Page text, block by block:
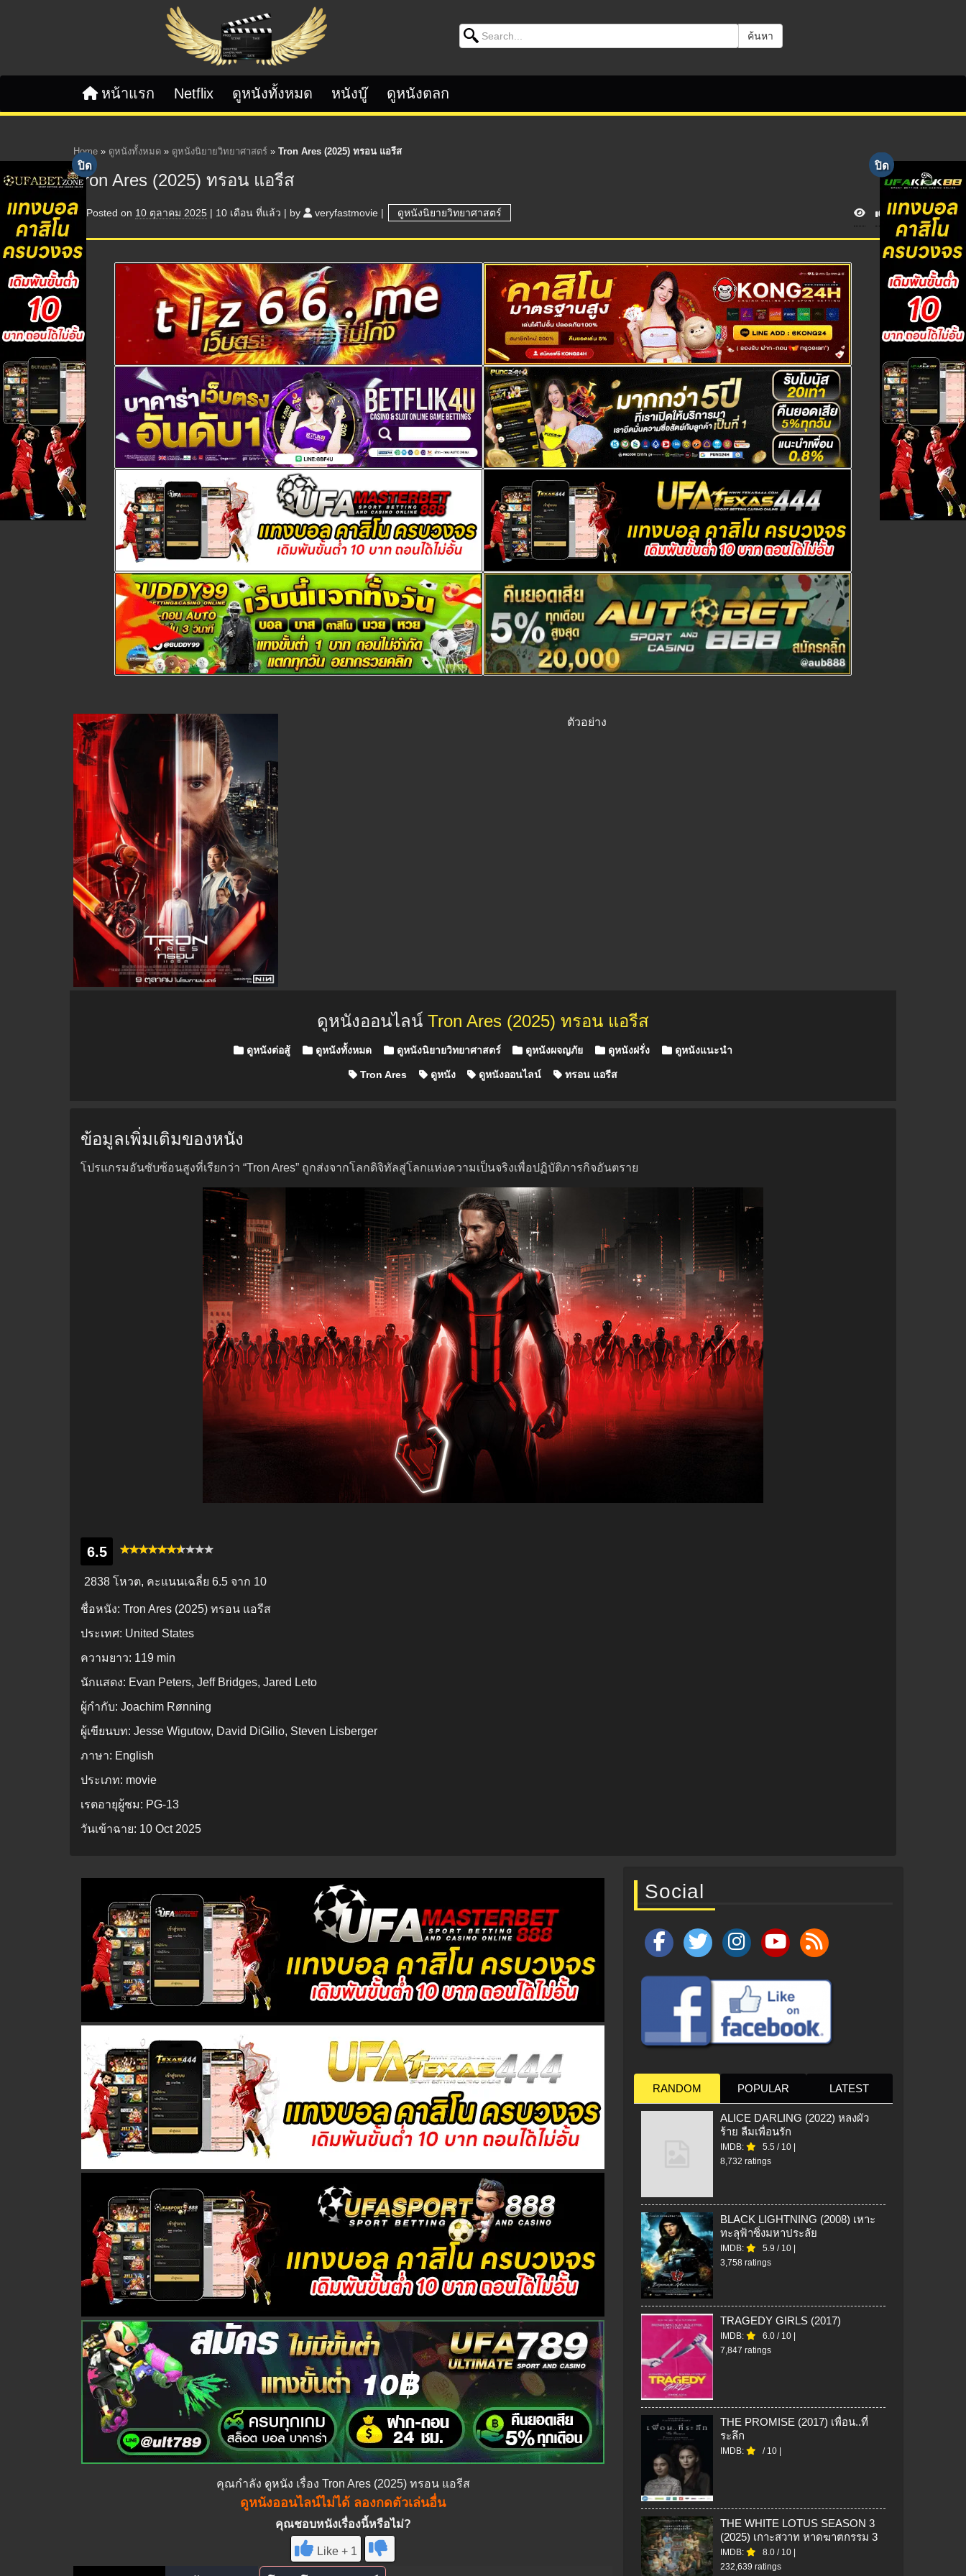
Search for: ค้นหา
หน้าแรก Netflix ดูหนังทั้งหมด หนังบู๊ ดูหนังตลก
Home » ดูหนังทั้งหมด » ดูหนังนิยายวิทยาศาสตร์ » Tron Ares (2025) ทรอน แอรีส
Tron Ares (2025) ทรอน แอรีส
Posted on 10 ตุลาคม 2025 | 10 เดือน ที่แล้ว | by veryfastmovie | ดูหนังนิยายวิทยาศาสตร์ V
i
ตัวอย่าง
ดูหนังออนไลน์ Tron Ares (2025) ทรอน แอรีส
Posted in
ดูหนังต่อสู้ ดูหนังทั้งหมด ดูหนังนิยายวิทยาศาสตร์ ดูหนังผจญภัย ดูหนังฝรั่ง ดูหนังแนะนำ
Tron Ares ดูหนัง ดูหนังออนไลน์ ทรอน แอรีส
ข้อมูลเพิ่มเติมของหนัง
โปรแกรมอันซับซ้อนสูงที่เรียกว่า “Tron Ares” ถูกส่งจากโลกดิจิทัลสู่โลกแห่งความเป็นจริงเพื่อปฏิบัติภารกิจอันตราย
6.5
2838 โหวต, คะแนนเฉลี่ย 6.5 จาก 10
ชื่อหนัง: Tron Ares (2025) ทรอน แอรีส
ประเทศ: United States
ความยาว: 119 min
นักแสดง: Evan Peters, Jeff Bridges, Jared Leto
ผู้กำกับ: Joachim Rønning
ผู้เขียนบท: Jesse Wigutow, David DiGilio, Steven Lisberger
ภาษา: English
ประเภท: movie
เรตอายุผู้ชม: PG-13
วันเข้าฉาย: 10 Oct 2025
คุณกำลัง ดูหนัง เรื่อง Tron Ares (2025) ทรอน แอรีส
ดูหนังออนไลน์ไม่ได้ ลองกดตัวเล่นอื่น
คุณชอบหนังเรื่องนี้หรือไม่?
Like + 1
Social
RANDOM POPULAR LATEST
ALICE DARLING (2022) หลงผัว
ร้าย ลืมเพื่อนรัก
IMDB: 5.5 / 10
8,732 ratings
BLACK LIGHTNING (2008) เหาะ
ทะลุฟ้าซิ่งมหาประลัย
IMDB: 5.9 / 10
3,758 ratings
TRAGEDY GIRLS (2017)
IMDB: 6.0 / 10
7,847 ratings
THE PROMISE (2017) เพื่อน..ที่
ระลึก
IMDB: / 10
THE WHITE LOTUS SEASON 3
(2025) เกาะสวาท หาดฆาตกรรม 3
IMDB: 8.0 / 10
232,639 ratings